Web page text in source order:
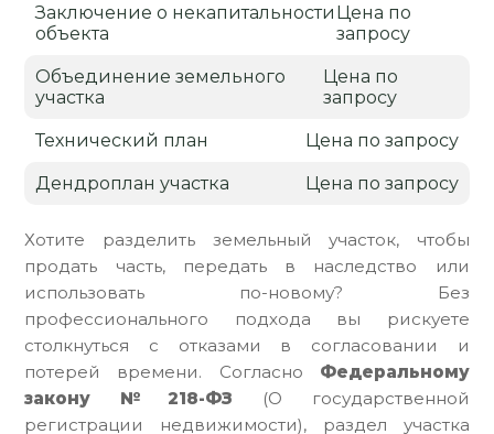
Хотите разделить земельный участок, чтобы
продать часть, передать в наследство или
использовать по-новому? Без
профессионального подхода вы рискуете
столкнуться с отказами в согласовании и
потерей времени. Согласно Федеральному
закону №218-ФЗ (О государственной
регистрации недвижимости), раздел участка
Заключение о некапитальности
объекта
Цена по
запросу
Объединение земельного
участка
Цена по
запросу
Технический план Цена по запросу
Дендроплан участка Цена по запросу